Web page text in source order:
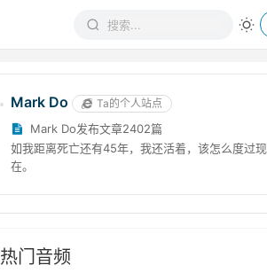
Mark Do Ta的个人站点
Mark Do发布文章2402篇
如我距离死亡还有45年，我还活着，该怎么度过现
在。
热门音频